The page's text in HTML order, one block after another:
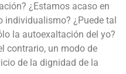
¿Estamos acaso en
¿Puede tal
la autoexaltación del yo?
contrario, un modo de
de la dignidad de la